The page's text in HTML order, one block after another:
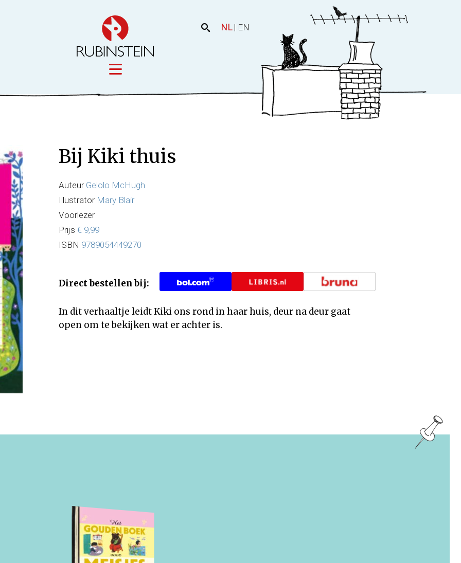
NL| EN
Onze merken
Uw merk
Onze producties
Bij Kiki thuis
Auteur Gelolo McHugh
Illustrator Mary Blair
Voorlezer
Prijs € 9,99
ISBN 9789054449270
Direct bestellen bij:
In dit verhaaltje leidt Kiki ons rond in haar huis, deur na deur gaat
open om te bekijken wat er achter is.